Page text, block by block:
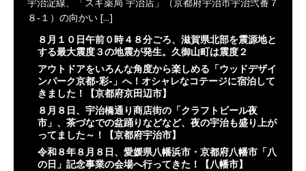
宇治淀線、「スギ薬局 宇治店」（京都府宇治市宇治弐番７
８‐１）の向かい [...]
８月１０日午前０時４８分ごろ、滋賀県北部を震源地と
する最大震度３の地震が発生。久御山町は震度２
アウトドアをいろんな角度から楽しめる「ウッドデザイ
ンパーク京都-彩-」へ！オシャレなコテージに宿泊して
きました！【京都府京田辺市】
８月８日、宇治橋通り商店街の「クラフトビール夜
市」、茶づなでの盆踊りなどなど、夜の宇治も盛り上が
ってました～！【京都府宇治市】
令和８年８月８日、愛媛県八幡浜市・京都府八幡市「八
の日」記念事業の会場へ行ってきた！【八幡市】